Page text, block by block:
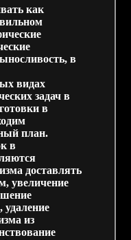
как
в
видах
задач в
в
план.
в
доставлять
увеличение
из